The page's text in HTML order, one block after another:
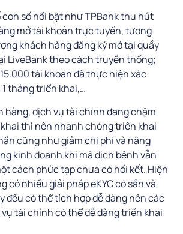
con số nổi bật như TPBank thu hút
mở tài khoản trực tuyến, tương
khách hàng đăng ký mở tại quầy
LiveBank theo cách truyền thống;
tài khoản đã thực hiện xác
tháng triển khai,…
hàng, dịch vụ tài chính đang chậm
thì nên nhanh chóng triển khai
cũng như giảm chi phí và nâng
kinh doanh khi mà dịch bệnh vẫn
cách phức tạp chưa có hồi kết. Hiện
có nhiều giải pháp eKYC có sẵn và
đều có thể tích hợp dễ dàng nên các
tài chính có thể dễ dàng triển khai